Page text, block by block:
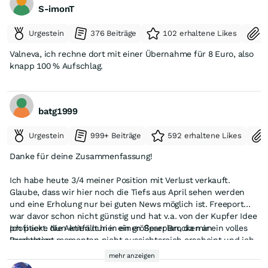
https://hbapp.handelsblatt.com/cmsid/100173896.html?
S-imonT
Urgestein 376 Beiträge 102 erhaltene Likes
Valneva, ich rechne dort mit einer Übernahme für 8 Euro, also
knapp 100 % Aufschlag.
batg1999
Urgestein 999+ Beiträge 592 erhaltene Likes
Danke für deine Zusammenfassung!
Ich habe heute 3/4 meiner Position mit Verlust verkauft.
Glaube, dass wir hier noch die Tiefs aus April sehen werden
und eine Erholung nur bei guten News möglich ist. Freeport
war davor schon nicht günstig und hat v.a. von der Kupfer Idee
profitiert. Nun entfällt hier ein größerer Brocken an
Produktion.
Ich packe die Aktien nun in einen Sparplan, da mir ein volles
Investment momentan nicht aussichtsreich erscheint und ich
kein Dead-Money haben möchte.
Eventuell geht auch etwas in Teck. Da ist zudem noch eine
mehr anzeigen